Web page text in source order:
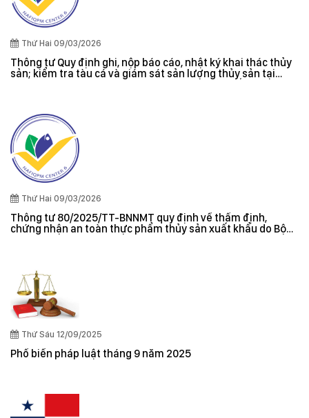
Thứ Hai 09/03/2026
Thông tư Quy định ghi, nộp báo cáo, nhật ký khai thác thủy
sản; kiểm tra tàu cá và giám sát sản lượng thủy sản tại
Thứ Hai 09/03/2026
Thông tư 80/2025/TT-BNNMT quy định về thẩm định,
chứng nhận an toàn thực phẩm thủy sản xuất khẩu do Bộ
Thứ Sáu 12/09/2025
Phổ biến pháp luật tháng 9 năm 2025